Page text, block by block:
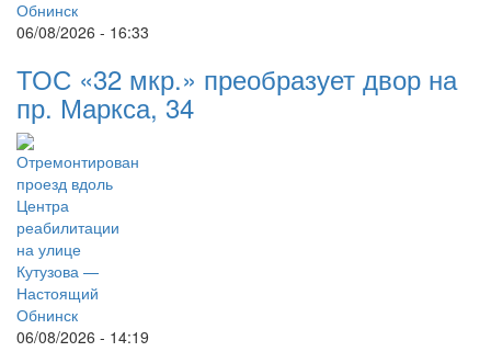
06/08/2026 - 16:33
ТОС «32 мкр.» преобразует двор на
пр. Маркса, 34
06/08/2026 - 14:19